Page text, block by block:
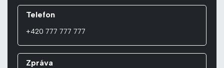
Telefon
Zpráva